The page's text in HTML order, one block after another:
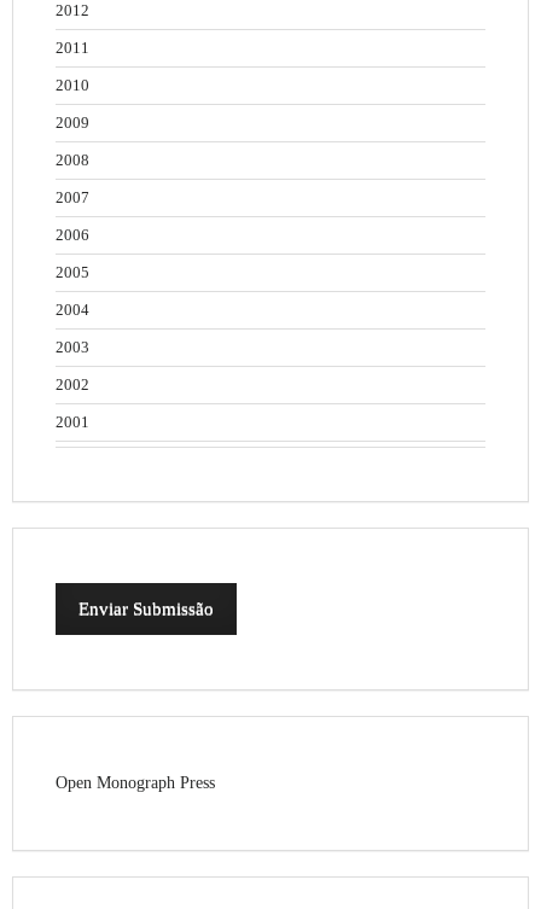
2012
2011
2010
2009
2008
2007
2006
2005
2004
2003
2002
2001
Enviar Submissão
Open Monograph Press